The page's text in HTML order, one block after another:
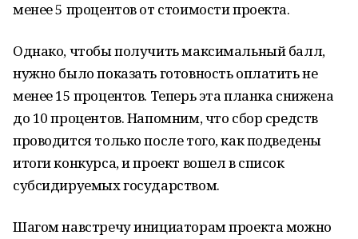
менее 5 процентов от стоимости проекта.
Однако, чтобы получить максимальный балл,
нужно было показать готовность оплатить не
менее 15 процентов. Теперь эта планка снижена
до 10 процентов. Напомним, что сбор средств
проводится только после того, как подведены
итоги конкурса, и проект вошел в список
субсидируемых государством.
Шагом навстречу инициаторам проекта можно